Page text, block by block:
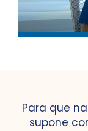
Para que
supone